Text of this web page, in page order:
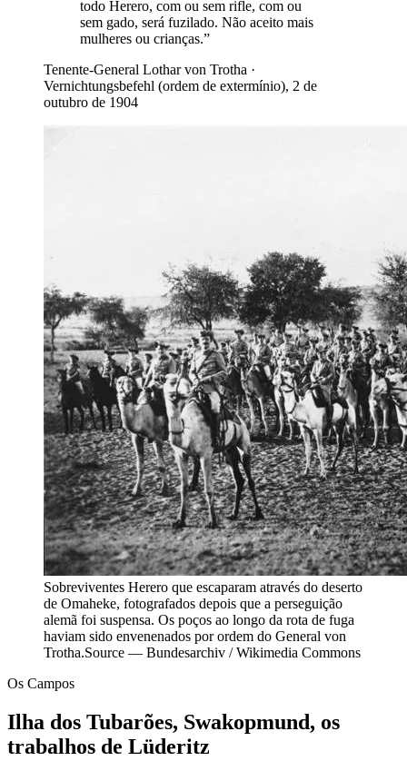
todo Herero, com ou sem rifle, com ou
sem gado, será fuzilado. Não aceito mais
mulheres ou crianças.”
Tenente-General Lothar von Trotha ·
Vernichtungsbefehl (ordem de extermínio), 2 de
outubro de 1904
Sobreviventes Herero que escaparam através do deserto
de Omaheke, fotografados depois que a perseguição
alemã foi suspensa. Os poços ao longo da rota de fuga
haviam sido envenenados por ordem do General von
Trotha.Source — Bundesarchiv / Wikimedia Commons
Os Campos
Ilha dos Tubarões, Swakopmund, os
trabalhos de Lüderitz